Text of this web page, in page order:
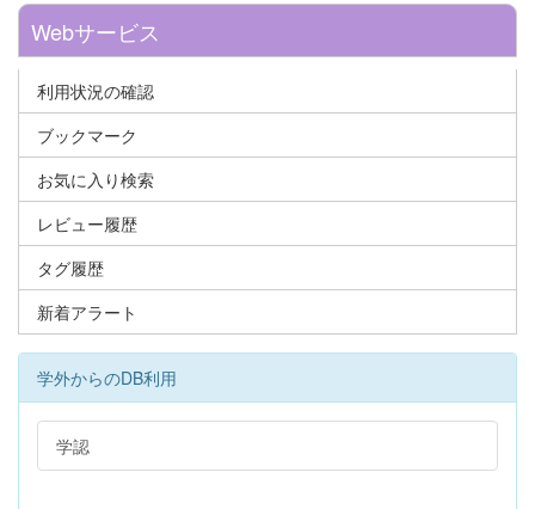
Webサービス
利用状況の確認
ブックマーク
お気に入り検索
レビュー履歴
タグ履歴
新着アラート
学外からのDB利用
学認